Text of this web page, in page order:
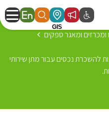
ומכרזים ומאגר ספקים
הצעות להשכרת נכסים עבור מתן שירותי